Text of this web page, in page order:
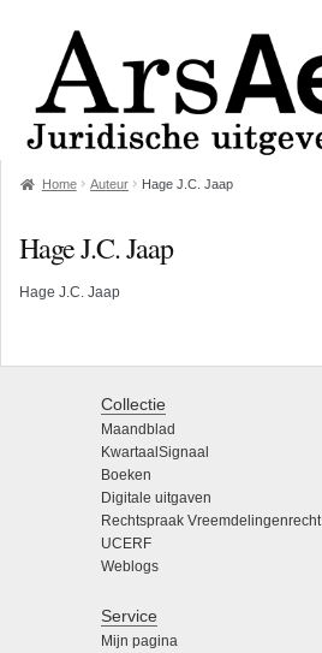
Home Auteur Hage J.C. Jaap
Hage J.C. Jaap
Hage J.C. Jaap
Collectie
Maandblad
KwartaalSignaal
Boeken
Digitale uitgaven
Rechtspraak Vreemdelingenrecht
UCERF
Weblogs
Service
Mijn pagina